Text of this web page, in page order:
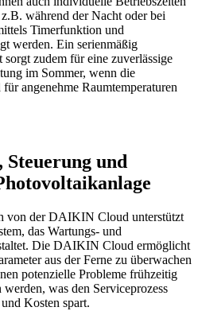
während der Nacht oder bei
Timerfunktion und
werden. Ein serienmäßig
zudem für eine zuverlässige
im Sommer, wenn die
angenehme Raumtemperaturen
und
von der DAIKIN Cloud unterstützt
das Wartungs- und
Die DAIKIN Cloud ermöglicht
aus der Ferne zu überwachen
potenzielle Probleme frühzeitig
was den Serviceprozess
Kosten spart.